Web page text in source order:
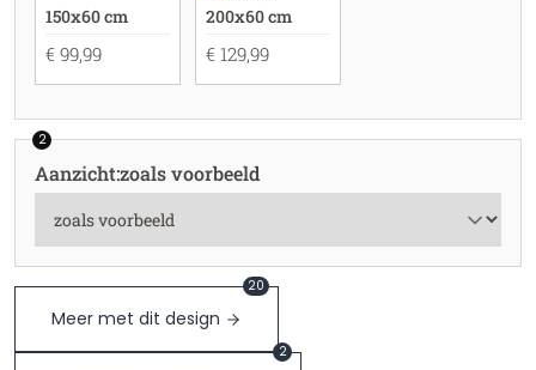
150x60 cm
€ 99,99
200x60 cm
€ 129,99
2
Aanzicht:zoals voorbeeld
Meer met dit design
20
2